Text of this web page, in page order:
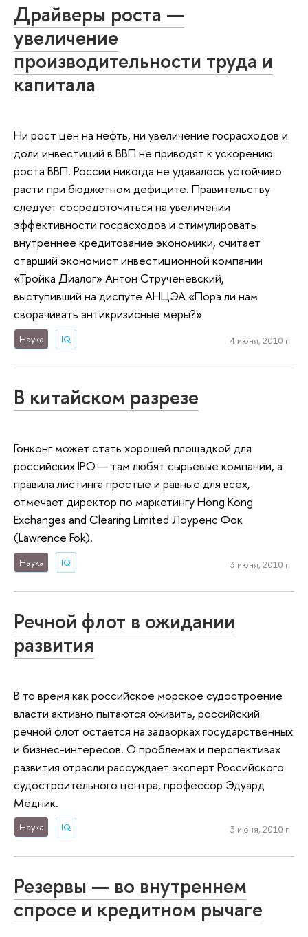
Драйверы роста —
увеличение
производительности труда и
капитала
Ни рост цен на нефть, ни увеличение госрасходов и
доли инвестиций в ВВП не приводят к ускорению
роста ВВП. России никогда не удавалось устойчиво
расти при бюджетном дефиците. Правительству
следует сосредоточиться на увеличении
эффективности госрасходов и стимулировать
внутреннее кредитование экономики, считает
старший экономист инвестиционной компании
«Тройка Диалог» Антон Струченевский,
выступивший на диспуте АНЦЭА «Пора ли нам
сворачивать антикризисные меры?»
Наука IQ 4 июня, 2010 г.
В китайском разрезе
Гонконг может стать хорошей площадкой для
российских IPO — там любят сырьевые компании, а
правила листинга простые и равные для всех,
отмечает директор по маркетингу Hong Kong
Exchanges and Clearing Limited Лоуренс Фок
(Lawrence Fok).
Наука IQ 3 июня, 2010 г.
Речной флот в ожидании
развития
В то время как российское морское судостроение
власти активно пытаются оживить, российский
речной флот остается на задворках государственных
и бизнес-интересов. О проблемах и перспективах
развития отрасли рассуждает эксперт Российского
судостроительного центра, профессор Эдуард
Медник.
Наука IQ 3 июня, 2010 г.
Резервы — во внутреннем
спросе и кредитном рычаге